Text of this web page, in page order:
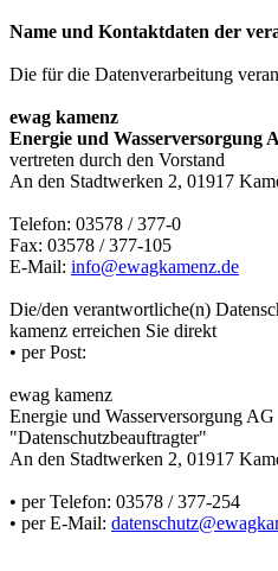
Name und Kontaktdaten der
Die für die Datenverarbeitung
ewag kamenz
Energie und Wasserversorgung
vertreten durch den Vorstand
An den Stadtwerken 2, 01917
Telefon: 03578 / 377-0
Fax: 03578 / 377-105
E-Mail: info@ewagkamenz.de
Die/den verantwortliche(n)
kamenz erreichen Sie direkt
• per Post:
ewag kamenz
Energie und Wasserversorgung AG
"Datenschutzbeauftragter"
An den Stadtwerken 2, 01917
• per Telefon: 03578 / 377-254
• per E-Mail: